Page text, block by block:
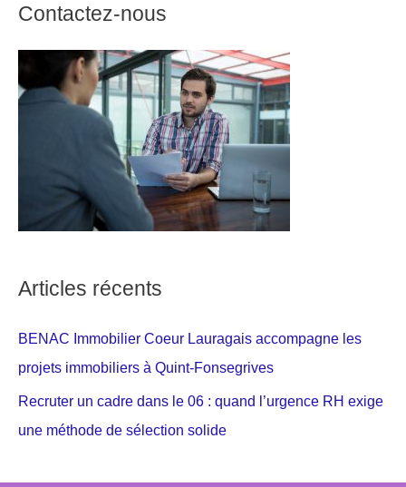
Contactez-nous
Articles récents
BENAC Immobilier Coeur Lauragais accompagne les
projets immobiliers à Quint-Fonsegrives
Recruter un cadre dans le 06 : quand l’urgence RH exige
une méthode de sélection solide